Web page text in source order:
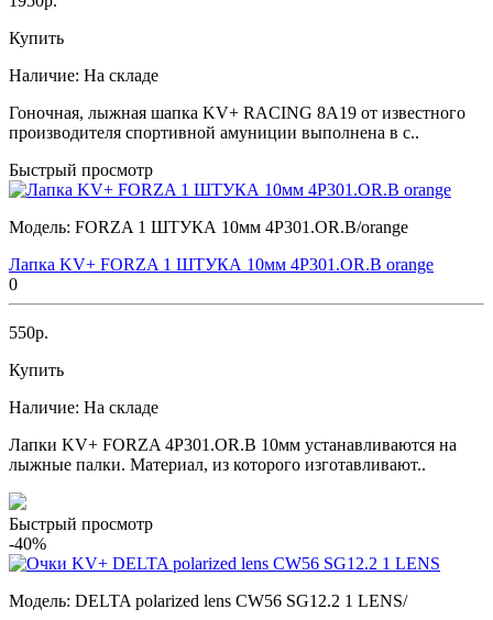
Купить
Наличие: На складе
Гоночная, лыжная шапка KV+ RACING 8A19 от известного
производителя спортивной амуниции выполнена в с..
Быстрый просмотр
Модель: FORZA 1 ШТУКА 10мм 4Р301.OR.B/orange
Лапка KV+ FORZA 1 ШТУКА 10мм 4Р301.OR.B orange
0
550р.
Купить
Наличие: На складе
Лапки KV+ FORZA 4P301.OR.B 10мм устанавливаются на
лыжные палки. Материал, из которого изготавливают..
Быстрый просмотр
-40%
Модель: DELTA polarized lens CW56 SG12.2 1 LENS/